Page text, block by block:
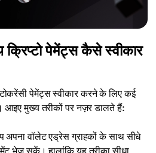
पेमेंट्स कैसे स्वीकार
पेमेंट्स स्वीकार करने के लिए कई
मुख्य तरीकों पर नज़र डालते हैं:
वॉलेट एड्रेस ग्राहकों के साथ सीधे